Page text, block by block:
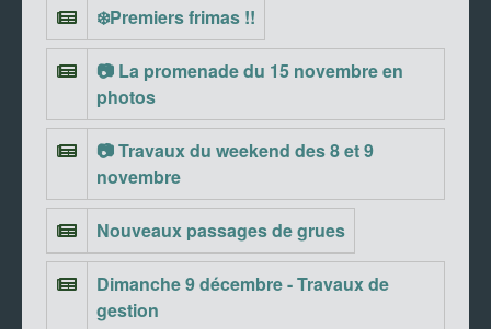
❄️Premiers frimas !!
📷 La promenade du 15 novembre en
photos
📷 Travaux du weekend des 8 et 9
novembre
Nouveaux passages de grues
Dimanche 9 décembre - Travaux de
gestion